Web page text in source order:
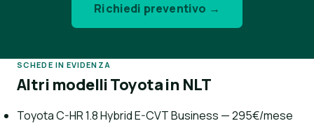
Richiedi preventivo →
SCHEDE IN EVIDENZA
Altri modelli Toyota in NLT
Toyota C-HR 1.8 Hybrid E-CVT Business — 295€/mese